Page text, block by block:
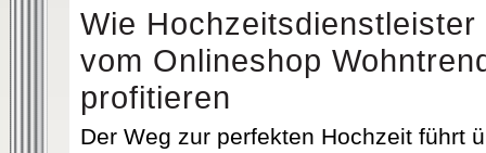
Wie
vom Onlineshop
profitieren
Der Weg zur perfekten Hochzeit führt